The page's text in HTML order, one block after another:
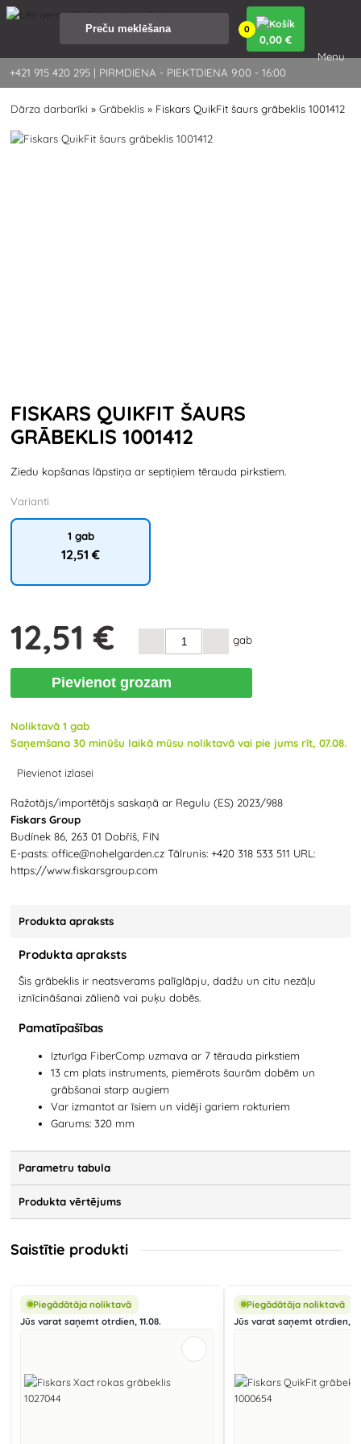
+421 915 420 295 | PIRMDIENA - PIEKTDIENA 9:00 - 16:00
0
0,00 €
Menu
Dārza darbarīki »Grābeklis » Fiskars QuikFit šaurs grābeklis 1001412
FISKARS QUIKFIT ŠAURS
GRĀBEKLIS 1001412
Ziedu kopšanas lāpstiņa ar septiņiem tērauda pirkstiem.
Varianti
1 gab
12,51 €
12,51 € gab
Pievienot grozam
Noliktavā 1 gab
Saņemšana 30 minūšu laikā mūsu noliktavā vai pie jums rīt, 07.08.
Pievienot izlasei
Ražotājs/importētājs saskaņā ar Regulu (ES) 2023/988
Fiskars Group
Budínek 86, 263 01 Dobříš, FIN
E-pasts: office@nohelgarden.cz Tālrunis: +420 318 533 511 URL:
https://www.fiskarsgroup.com
Produkta apraksts
Produkta apraksts
Šis grābeklis ir neatsverams palīglāpju, dadžu un citu nezāļu
iznīcināšanai zālienā vai puķu dobēs.
Pamatīpašības
Izturīga FiberComp uzmava ar 7 tērauda pirkstiem
13 cm plats instruments, piemērots šaurām dobēm un
grābšanai starp augiem
Var izmantot ar īsiem un vidēji gariem rokturiem
Garums: 320 mm
Parametru tabula
Produkta vērtējums
Saistītie produkti
Piegādātāja noliktavā
Jūs varat saņemt otrdien, 11.08.
Piegādātāja noliktavā
Jūs varat saņemt otrdien,